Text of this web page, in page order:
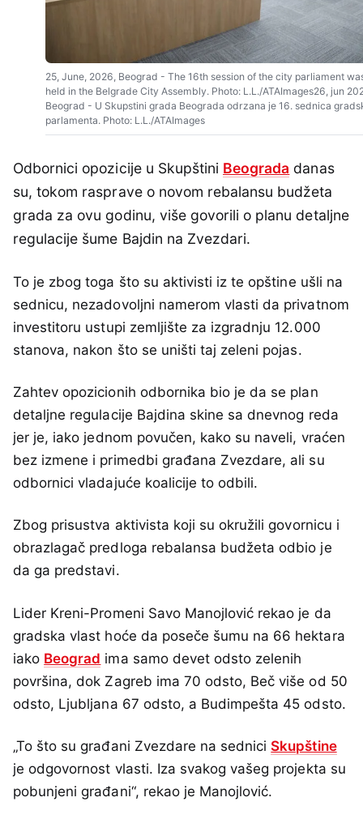
25, June, 2026, Beograd - The 16th session of the city parliament
held in the Belgrade City Assembly. Photo: L.L./ATAImages26, jun
Beograd - U Skupstini grada Beograda odrzana je 16. sednica
parlamenta. Photo: L.L./ATAImages
Odbornici opozicije u Skupštini Beograda danas
su, tokom rasprave o novom rebalansu budžeta
grada za ovu godinu, više govorili o planu detaljne
regulacije šume Bajdin na Zvezdari.
To je zbog toga što su aktivisti iz te opštine ušli na
sednicu, nezadovoljni namerom vlasti da privatnom
investitoru ustupi zemljište za izgradnju 12.000
stanova, nakon što se uništi taj zeleni pojas.
Zahtev opozicionih odbornika bio je da se plan
detaljne regulacije Bajdina skine sa dnevnog reda
jer je, iako jednom povučen, kako su naveli, vraćen
bez izmene i primedbi građana Zvezdare, ali su
odbornici vladajuće koalicije to odbili.
Zbog prisustva aktivista koji su okružili govornicu i
obrazlagač predloga rebalansa budžeta odbio je
da ga predstavi.
Lider Kreni-Promeni Savo Manojlović rekao je da
gradska vlast hoće da poseče šumu na 66 hektara
iako Beograd ima samo devet odsto zelenih
površina, dok Zagreb ima 70 odsto, Beč više od 50
odsto, Ljubljana 67 odsto, a Budimpešta 45 odsto.
„To što su građani Zvezdare na sedniciSkupštine
je odgovornost vlasti. Iza svakog vašeg projekta su
pobunjeni građani“, rekao je Manojlović.